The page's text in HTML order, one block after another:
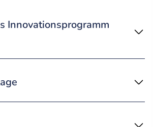
Innovationsprogramm